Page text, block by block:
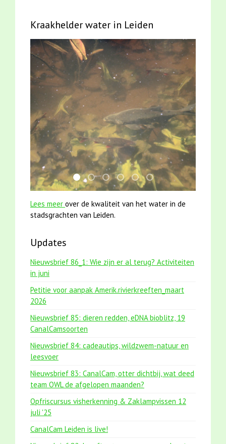
Kraakhelder water in Leiden
jun2021 28 brasem en rietvoorns 4a
jun2021 zaklv 5 snoekje MOOI
karper met kattenklimtouw
smoelenboek fifi en karper
mei2021mei2021 1 snoekje
Lees meer over de kwaliteit van het water in de
stadsgrachten van Leiden.
Updates
Nieuwsbrief 86_1: Wie zijn er al terug? Activiteiten
in juni
Petitie voor aanpak Amerik.rivierkreeften_maart
2026
Nieuwsbrief 85: dieren redden, eDNA bioblitz, 19
CanalCamsoorten
Nieuwsbrief 84: cadeautips, wildzwem-natuur en
leesvoer
Nieuwsbrief 83: CanalCam, otter dichtbij, wat deed
team OWL de afgelopen maanden?
Opfriscursus visherkenning & Zaklampvissen 12
juli '25
CanalCam Leiden is live!